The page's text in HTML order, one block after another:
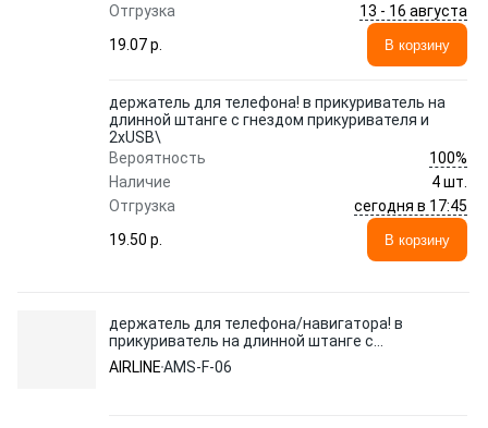
Отгрузка
13 - 16 августа
19.07 p.
В корзину
держатель для телефона! в прикуриватель на
длинной штанге с гнездом прикуривателя и
2xUSB\
Вероятность
100%
Наличие
4 шт.
Отгрузка
сегодня в 17:45
19.50 p.
В корзину
держатель для телефона/навигатора! в
прикуриватель на длинной штанге с
зарядкой USB\
AIRLINEAMS-F-06